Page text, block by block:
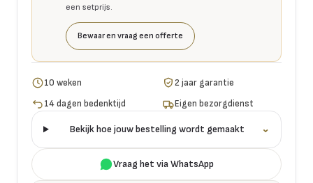
een setprijs.
Bewaar en vraag een offerte
10 weken
2 jaar garantie
14 dagen bedenktijd
Eigen bezorgdienst
Bekijk hoe jouw bestelling wordt gemaakt ⌄
Vraag het via WhatsApp